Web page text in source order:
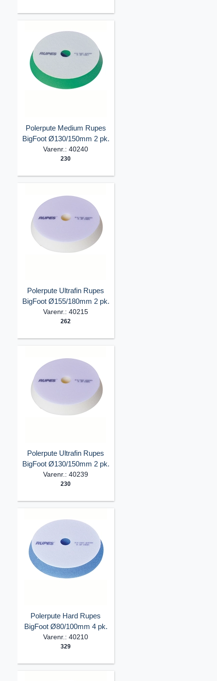
Polerpute Medium Rupes
BigFoot Ø130/150mm 2 pk.
Varenr.: 40240
230
Polerpute Ultrafin Rupes
BigFoot Ø155/180mm 2 pk.
Varenr.: 40215
262
Polerpute Ultrafin Rupes
BigFoot Ø130/150mm 2 pk.
Varenr.: 40239
230
Polerpute Hard Rupes
BigFoot Ø80/100mm 4 pk.
Varenr.: 40210
329